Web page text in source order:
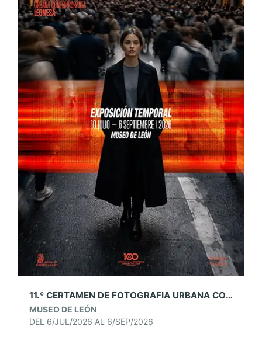
11.º CERTAMEN DE FOTOGRAFÍA URBANA CONTEMPORÁNEA LEONESA. MUSEO DE LEÓN
MUSEO DE LEÓN
DEL 6/JUL/2026 AL 6/SEP/2026